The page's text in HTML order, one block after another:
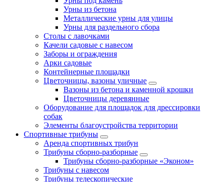
Урны из бетона
Металлические урны для улицы
Урны для раздельного сбора
Столы с лавочками
Качели садовые с навесом
Заборы и ограждения
Арки садовые
Контейнерные площадки
Цветочницы, вазоны уличные
Вазоны из бетона и каменной крошки
Цветочницы деревянные
Оборудование для площадок для дрессировки
собак
Элементы благоустройства территории
Спортивные трибуны
Аренда спортивных трибун
Трибуны сборно-разборные
Трибуны сборно-разборные «Эконом»
Трибуны с навесом
Трибуны телескопические